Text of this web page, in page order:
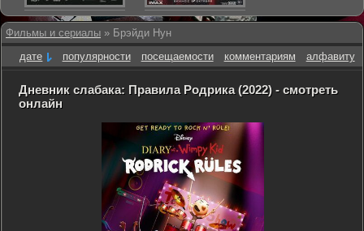
Фильмы и сериалы » Брэйди Нун
дате
популярности посещаемости комментариям алфавиту
Дневник слабака: Правила Родрика (2022) - смотреть
онлайн